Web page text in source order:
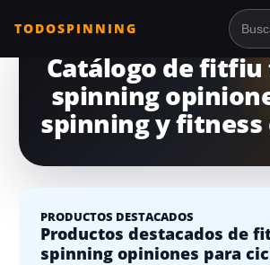
TODOSPINNING
Catálogo de
spinning
spinning y fitness
PRODUCTOS DESTACADOS
Productos destacados de
spinning opiniones para